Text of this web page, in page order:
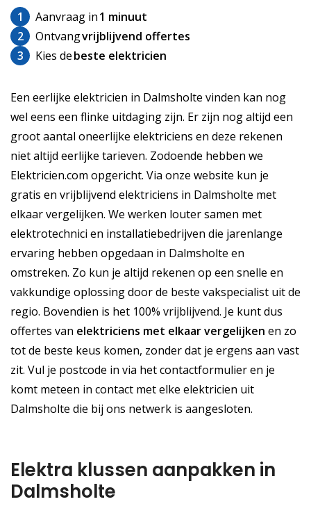
1 Aanvraag in1 minuut
2
Ontvangvrijblijvend offertes
3
Kies debeste elektricien
Een eerlijke elektricien in Dalmsholte vinden kan nog
wel eens een flinke uitdaging zijn. Er zijn nog altijd een
groot aantal oneerlijke elektriciens en deze rekenen
niet altijd eerlijke tarieven. Zodoende hebben we
Elektricien.com opgericht. Via onze website kun je
gratis en vrijblijvend elektriciens in Dalmsholte met
elkaar vergelijken. We werken louter samen met
elektrotechnici en installatiebedrijven die jarenlange
ervaring hebben opgedaan in Dalmsholte en
omstreken. Zo kun je altijd rekenen op een snelle en
vakkundige oplossing door de beste vakspecialist uit de
regio. Bovendien is het 100% vrijblijvend. Je kunt dus
offertes van elektriciens met elkaar vergelijken en zo
tot de beste keus komen, zonder dat je ergens aan vast
zit. Vul je postcode in via het contactformulier en je
komt meteen in contact met elke elektricien uit
Dalmsholte die bij ons netwerk is aangesloten.
Elektra klussen aanpakken in
Dalmsholte